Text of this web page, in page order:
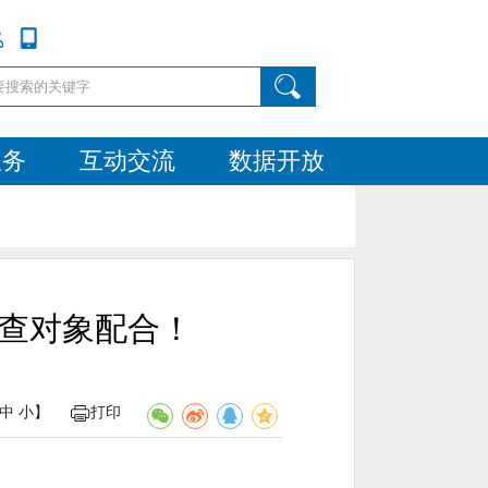
互动交流 数据开放
对象配合！
中 小】 打印